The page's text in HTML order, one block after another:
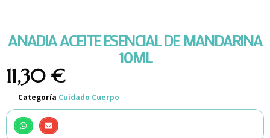
ANADIA ACEITE ESENCIAL DE MANDARINA
10ML
11,30 €
Categoría Cuidado Cuerpo